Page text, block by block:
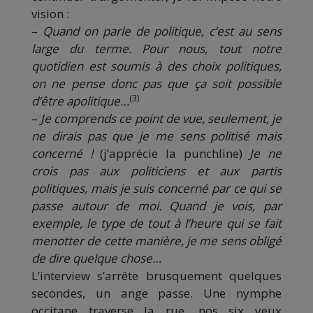
vision :
– Quand on parle de politique, c’est au sens
large du terme. Pour nous, tout notre
quotidien est soumis à des choix politiques,
on ne pense donc pas que ça soit possible
d’être apolitique…(3)
– Je comprends ce point de vue, seulement, je
ne dirais pas que je me sens politisé mais
concerné !(j’apprécie la punchline) Je ne
crois pas aux politiciens et aux partis
politiques, mais je suis concerné par ce qui se
passe autour de moi. Quand je vois, par
exemple, le type de tout à l’heure qui se fait
menotter de cette manière, je me sens obligé
de dire quelque chose…
L’interview s’arrête brusquement quelques
secondes, un ange passe. Une nymphe